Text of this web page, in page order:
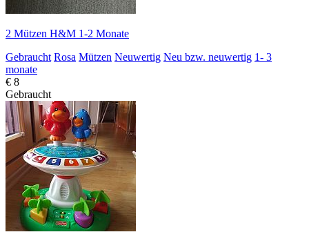
2 Mützen H&M 1-2 Monate
Gebraucht Rosa Mützen Neuwertig Neu bzw. neuwertig 1- 3
monate
€ 8
Gebraucht